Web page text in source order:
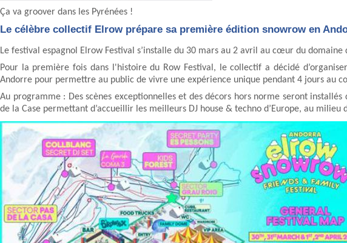
Ça va groover dans les Pyrénées !
Le célèbre collectif Elrow prépare sa première édition snowrow en
Le festival espagnol Elrow Festival s’installe du 30 mars au 2 avril au cœur du domaine
Pour la première fois dans l'histoire du Row Festival, le collectif a décidé
Andorre pour permettre au public de vivre une expérience unique pendant 4 jours au
Au programme : Des scènes exceptionnelles et des décors hors norme seront installés
de la Case permettant d’accueillir les meilleurs DJ house & techno d’Europe, au milieu